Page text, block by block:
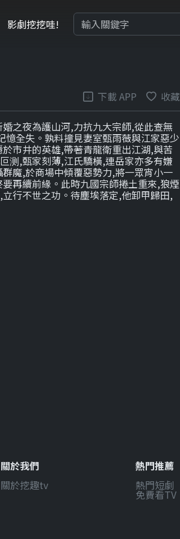
影劇挖挖哇!
下載 APP 收藏
之夜為護山河,力抗九大宗師,從此查無
全失。孰料撞見妻室甄雨薇與江家惡少
市井的英雄,帶著青龍衛重出江湖,與苦
测,甄家刻薄,江氏驕橫,連岳家亦多有嫌
魔,於商場中傾覆惡勢力,將一眾宵小一
再續前緣。此時九國宗師捲土重來,狼煙
行不世之功。待塵埃落定,他卸甲歸田,
關於我們
關於挖趣tv
熱門推薦
熱門短劇
免費看TV